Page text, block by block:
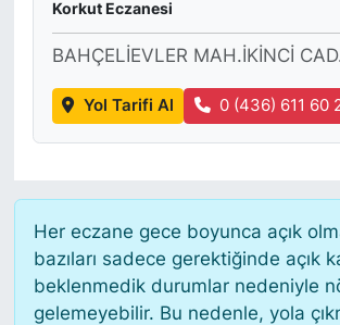
Korkut Eczanesi
BAHÇELİEVLER MAH.İKİNCİ
Yol Tarifi Al 0 (436) 611 60
Her eczane gece boyunca açık
bazıları sadece gerektiğinde açık
beklenmedik durumlar nedeniyle
gelemeyebilir. Bu nedenle, yola